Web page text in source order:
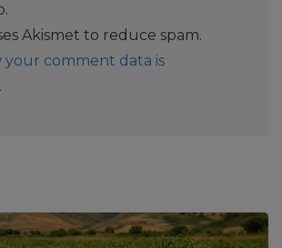
Akismet to reduce spam.
your comment data is